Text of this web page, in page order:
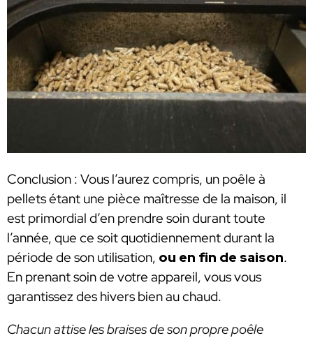
Conclusion : Vous l’aurez compris, un poêle à
pellets étant une pièce maîtresse de la maison, il
est primordial d’en prendre soin durant toute
l’année, que ce soit quotidiennement durant la
période de son utilisation, ou en fin de saison.
En prenant soin de votre appareil, vous vous
garantissez des hivers bien au chaud.
Chacun attise les braises de son propre poêle